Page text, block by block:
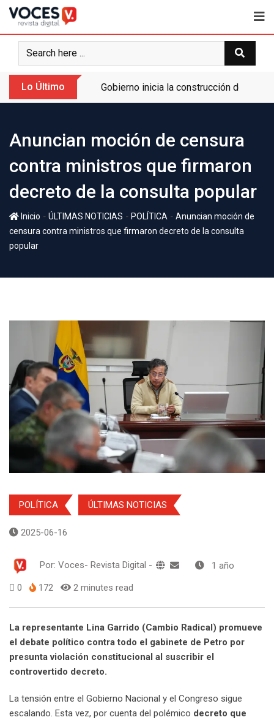
Lo Último Gobierno inicia la construcción de la
Anuncian moción de censura
contra ministros que firmaron
decreto de la consulta popular
Inicio - ÚLTIMAS NOTICIAS - POLÍTICA - Anuncian moción de
censura contra ministros que firmaron decreto de la consulta
popular
POLÍTICA ÚLTIMAS NOTICIAS
2025-06-16
Por: Voces- Revista Digital - 1 año
0 172 2 minutes read
La representante Lina Garrido (Cambio Radical) promueve
el debate político contra todo el gabinete de Petro por
presunta violación constitucional al suscribir el
controvertido decreto.
La tensión entre el Gobierno Nacional y el Congreso sigue
escalando. Esta vez, por cuenta del polémico decreto que